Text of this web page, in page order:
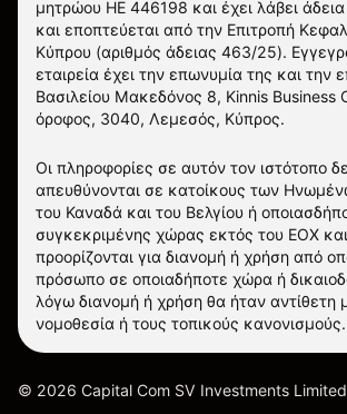
μητρώου ΗΕ 446198 και έχει λάβει άδεια
και εποπτεύεται από την Επιτροπή
Κύπρου (αριθμός άδειας 463/25).
εταιρεία έχει την επωνυμία της και την
Βασιλείου Μακεδόνος 8, Kinnis Business
όροφος, 3040, Λεμεσός, Κύπρος.
Οι πληροφορίες σε αυτόν τον ιστότοπο
απευθύνονται σε κατοίκους των
του Καναδά και του Βελγίου ή
συγκεκριμένης χώρας εκτός του ΕΟΧ
προορίζονται για διανομή ή χρήση από
πρόσωπο σε οποιαδήποτε χώρα ή
λόγω διανομή ή χρήση θα ήταν αντίθετη
νομοθεσία ή τους τοπικούς κανονισμούς.
© 2026 Capital Com SV Investments Limited